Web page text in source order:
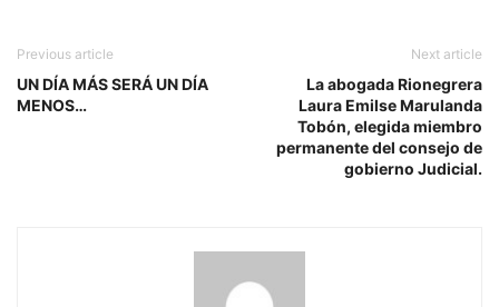
Previous article
UN DÍA MÁS SERÁ UN DÍA
MENOS…
Next article
La abogada Rionegrera
Laura Emilse Marulanda
Tobón, elegida miembro
permanente del consejo de
gobierno Judicial.